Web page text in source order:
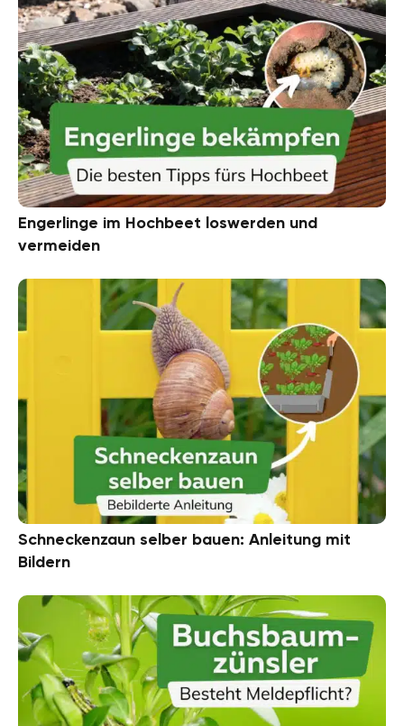
Engerlinge im Hochbeet loswerden und
vermeiden
Schneckenzaun selber bauen: Anleitung mit
Bildern